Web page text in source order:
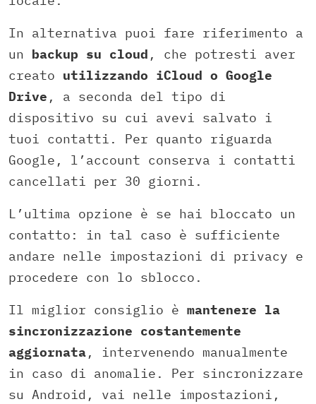
In alternativa puoi fare riferimento a
un backup su cloud , che potresti aver
creato utilizzando iCloud o Google
Drive , a seconda del tipo di
dispositivo su cui avevi salvato i
tuoi contatti. Per quanto riguarda
Google, l’account conserva i contatti
cancellati per 30 giorni.
L’ultima opzione è se hai bloccato un
contatto: in tal caso è sufficiente
andare nelle impostazioni di privacy e
procedere con lo sblocco.
Il miglior consiglio è mantenere la
sincronizzazione costantemente
aggiornata, intervenendo manualmente
in caso di anomalie. Per sincronizzare
su Android, vai nelle impostazioni,